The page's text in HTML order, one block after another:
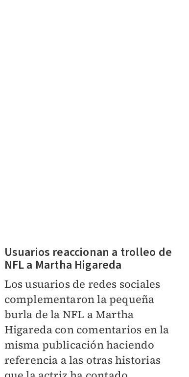
Usuarios reaccionan a trolleo de
NFL a Martha Higareda
Los usuarios de redes sociales
complementaron la pequeña
burla de la NFL a Martha
Higareda con comentarios en la
misma publicación haciendo
referencia a las otras historias